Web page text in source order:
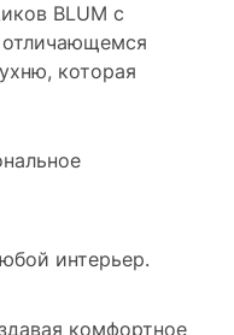
BLUM с
отличающемся
которая
интерьер.
комфортное